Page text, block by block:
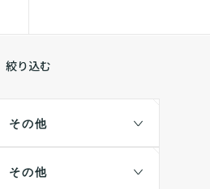
絞り込む
その他
その他